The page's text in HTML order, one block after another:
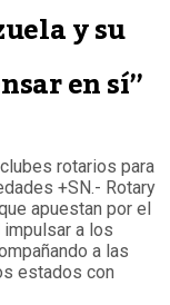
y su
en sí”
rotarios para
+SN.- Rotary
apuestan por el
a los
a las
estados con